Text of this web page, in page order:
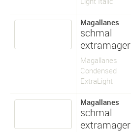
Magallanes
schmal
extramager
Magallanes
Condensed
ExtraLight
Magallanes
schmal
extramager